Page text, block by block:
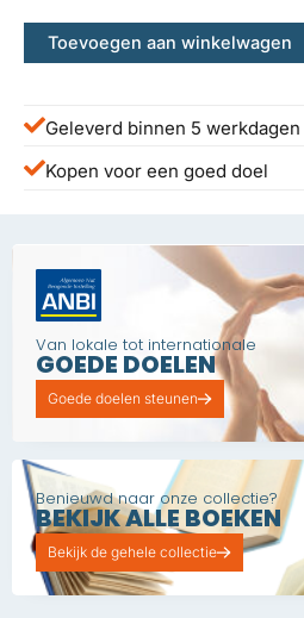
Toevoegen aan winkelwagen
Geleverd binnen 5 werkdagen
Kopen voor een goed doel
Van lokale tot internationale
GOEDE DOELEN
Goede doelen steunen
Benieuwd naar onze collectie?
BEKIJK ALLE BOEKEN
Bekijk de gehele collectie